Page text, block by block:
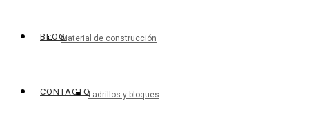
Material de construcción
Ladrillos y bloques
BLOG
CONTACTO